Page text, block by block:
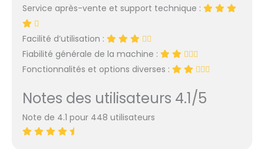
Service après-vente et support technique :
Facilité d’utilisation :
Fiabilité générale de la machine :
Fonctionnalités et options diverses :
Notes des utilisateurs 4.1/5
Note de 4.1 pour 448 utilisateurs